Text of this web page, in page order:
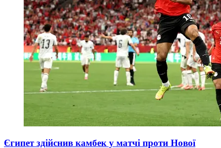
Єгипет здійснив камбек у матчі проти Нової